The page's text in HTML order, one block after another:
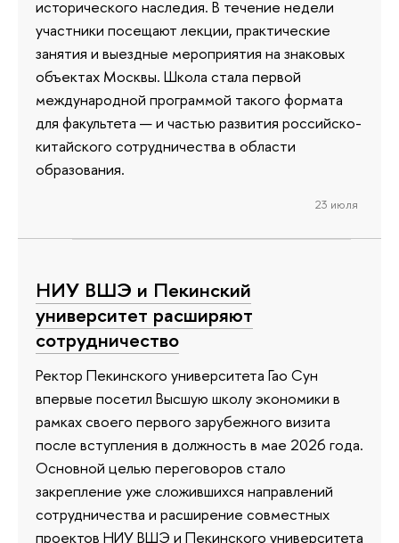
исторического наследия. В течение недели
участники посещают лекции, практические
занятия и выездные мероприятия на знаковых
объектах Москвы. Школа стала первой
международной программой такого формата
для факультета — и частью развития российско-
китайского сотрудничества в области
образования.
23 июля
НИУ ВШЭ и Пекинский
университет расширяют
сотрудничество
Ректор Пекинского университета Гао Сун
впервые посетил Высшую школу экономики в
рамках своего первого зарубежного визита
после вступления в должность в мае 2026 года.
Основной целью переговоров стало
закрепление уже сложившихся направлений
сотрудничества и расширение совместных
проектов НИУ ВШЭ и Пекинского университета